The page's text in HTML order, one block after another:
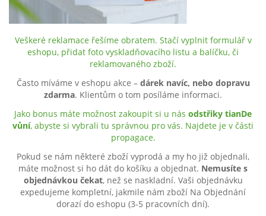
Veškeré reklamace řešíme obratem. Stačí vyplnit formulář v
eshopu, přidat foto vyskladňovacího listu a balíčku, či
reklamovaného zboží.
Často míváme v eshopu akce – dárek navíc, nebo dopravu
zdarma. Klientům o tom posíláme informaci.
Jako bonus máte možnost zakoupit si u nás odstřiky tianDe
vůní, abyste si vybrali tu správnou pro vás. Najdete je v části
propagace.
Pokud se nám některé zboží vyprodá a my ho již objednali,
máte možnost si ho dát do košíku a objednat. Nemusíte s
objednávkou čekat, než se naskladní. Vaši objednávku
expedujeme kompletní, jakmile nám zboží Na Objednání
dorazí do eshopu (3-5 pracovních dní).